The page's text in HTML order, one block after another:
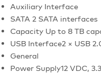
Auxiliary Interface
SATA 2 SATA interfaces
Capacity Up to 8 TB
USB Interface2 × USB
General
Power Supply12 VDC,